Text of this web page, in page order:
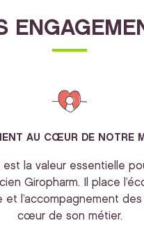
AU CŒUR DE NOTRE
est la valeur essentielle
Giropharm. Il place
et l’accompagnement
cœur de son métier.